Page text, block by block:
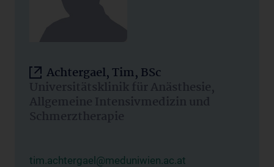
Achtergael, Tim, BSc
Universitätsklinik für Anästhesie,
Allgemeine Intensivmedizin und
Schmerztherapie
tim.achtergael@meduniwien.ac.at